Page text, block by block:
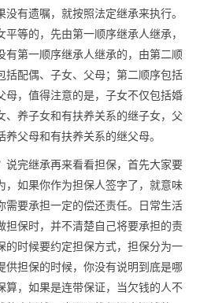
有遗嘱，就按照法定继承来执行。
等的，先由第一顺序继承人继承，
有第一顺序继承人继承的，由第二顺
括配偶、子女、父母；第二顺序包括
母，值得注意的是，子女不仅包括婚
、养子女和有扶养关系的继子女，父
父母和有扶养关系的继父母。
说完继承再来看看担保，首先大家要
，如果你作为担保人签字了，就意味
需要承担一定的偿还责任。日常生活
担保时，并不清楚自己将要承担的责
的时候要约定担保方式，担保分为一
供担保的时候，你没有说明到底是哪
算，如果是连带保证，当欠钱的人不